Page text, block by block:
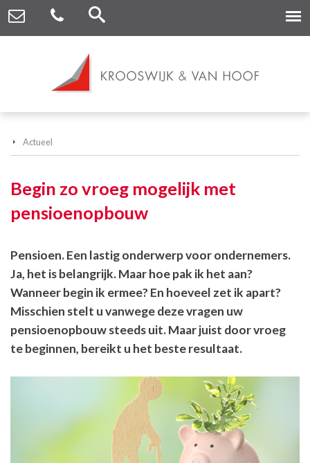
Actueel
Begin zo vroeg mogelijk met
pensioenopbouw
Pensioen. Een lastig onderwerp voor ondernemers.
Ja, het is belangrijk. Maar hoe pak ik het aan?
Wanneer begin ik ermee? En hoeveel zet ik apart?
Misschien stelt u vanwege deze vragen uw
pensioenopbouw steeds uit. Maar juist door vroeg
te beginnen, bereikt u het beste resultaat.